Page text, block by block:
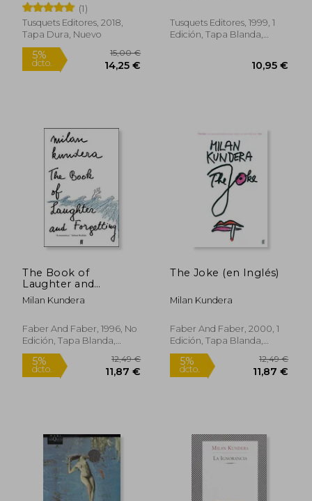
5%
dcto.
Rápido
(1)
Tusquets Editores, 2018,
Tapa Dura, Nuevo
Tusquets Editores, 1999, 1
Edición, Tapa Blanda,
The Book of
Laughter and
Forgetting (en Inglés)
Milan Kundera
Faber And Faber, 1996, No
Edición, Tapa Blanda,
Nuevo
The Joke (en Inglés)
Milan Kundera
Faber And Faber, 2000, 1
Edición, Tapa Blanda,
Nuevo